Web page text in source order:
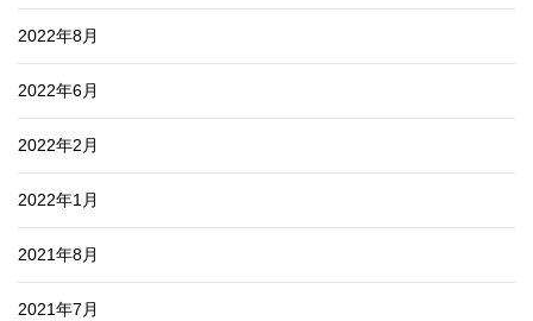
2022年8月
2022年6月
2022年2月
2022年1月
2021年8月
2021年7月